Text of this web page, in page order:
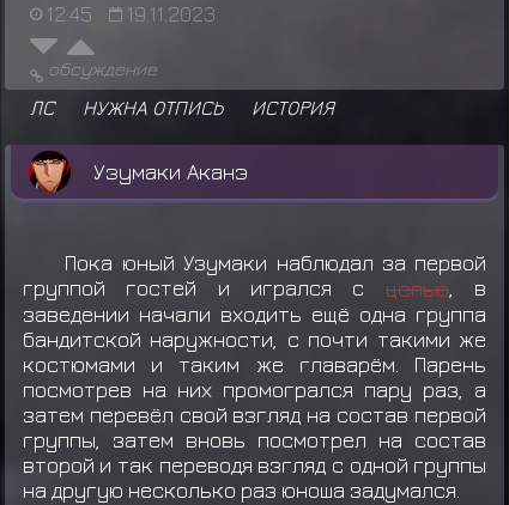
12:45 19.11.2023
обсуждение
ЛС НУЖНА ОТПИСЬ ИСТОРИЯ
Узумаки Аканэ
Пока юный Узумаки наблюдал за первой
группой гостей и игрался с цепью, в
заведении начали входить ещё одна группа
бандитской наружности, с почти такими же
костюмами и таким же главарём. Парень
посмотрев на них промогрался пару раз, а
затем перевёл свой взгляд на состав первой
группы, затем вновь посмотрел на состав
второй и так переводя взгляд с одной группы
на другую несколько раз юноша задумался.